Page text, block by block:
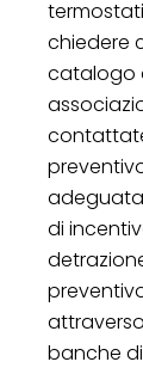
chiedere
catalogo
di
banche